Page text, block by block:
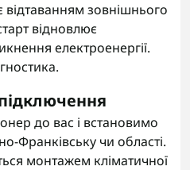
зовнішнього
відновлює
електроенергії.
до вас і встановимо
Франківську чи області.
монтажем кліматичної